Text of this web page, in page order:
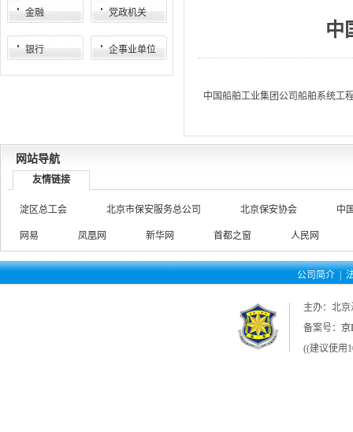
金融 党政机关
银行 企事业单位
中
中国船舶工业集团公司船舶系统工
网站导航
友情链接
淀区总工会 北京市保安服务总公司 北京保安协会 中
网易 凤凰网 新华网 首都之窗 人民网
公司简介 |
主办：北
备案号： 京
((建议使用